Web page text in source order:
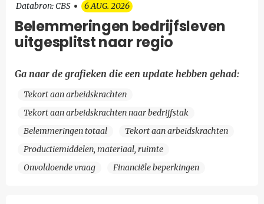
Databron: CBS 6 AUG. 2026
Belemmeringen bedrijfsleven
uitgesplitst naar regio
Ga naar de grafieken die een update hebben gehad:
Tekort aan arbeidskrachten
Tekort aan arbeidskrachten naar bedrijfstak
Belemmeringen totaal
Tekort aan arbeidskrachten
Productiemiddelen, materiaal, ruimte
Onvoldoende vraag
Financiële beperkingen